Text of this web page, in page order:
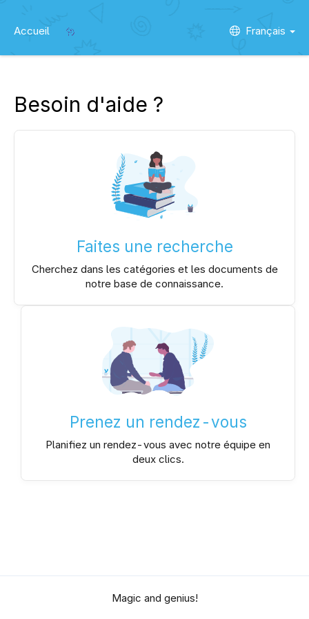
Accueil Français
Besoin d'aide ?
Faites une recherche
Cherchez dans les catégories et les documents de
notre base de connaissance.
Prenez un rendez-vous
Planifiez un rendez-vous avec notre équipe en
deux clics.
Magic and genius!